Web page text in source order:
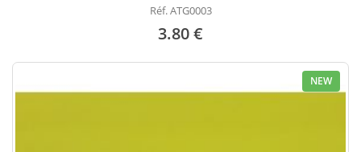
Réf. ATG0003
3.80 €
NEW